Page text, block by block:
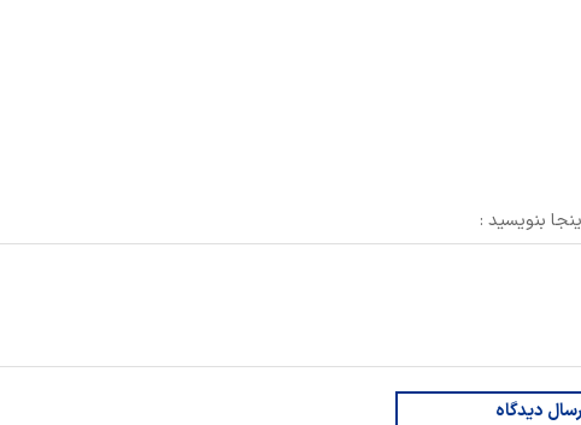
بنویسید :
دیدگاه